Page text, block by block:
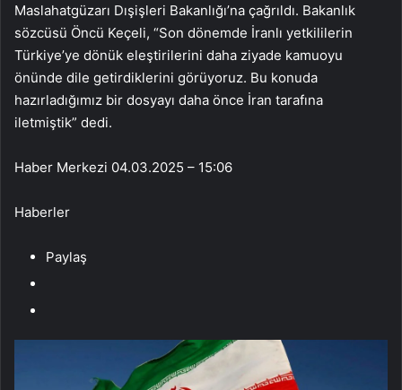
Maslahatgüzarı Dışişleri Bakanlığı’na çağrıldı. Bakanlık
sözcüsü Öncü Keçeli, “Son dönemde İranlı yetkililerin
Türkiye’ye dönük eleştirilerini daha ziyade kamuoyu
önünde dile getirdiklerini görüyoruz. Bu konuda
hazırladığımız bir dosyayı daha önce İran tarafına
iletmiştik” dedi.
Haber Merkezi 04.03.2025 – 15:06
Haberler
Paylaş